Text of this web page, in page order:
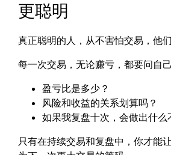
更聪明
真正聪明的人，从不害怕交易，他
每一次交易，无论赚亏，都要问自己
盈亏比是多少？
风险和收益的关系划算吗？
如果我复盘十次，会做出什么
只有在持续交易和复盘中，你才能